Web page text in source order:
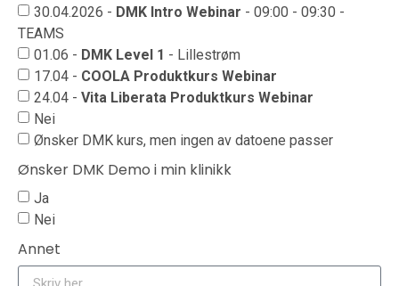
30.04.2026 - DMK Intro Webinar - 09:00 - 09:30 -
TEAMS
01.06 - DMK Level 1 - Lillestrøm
17.04 - COOLA Produktkurs Webinar
24.04 - Vita Liberata Produktkurs Webinar
Nei
Ønsker DMK kurs, men ingen av datoene passer
Ønsker DMK Demo i min klinikk
Ja
Nei
Annet